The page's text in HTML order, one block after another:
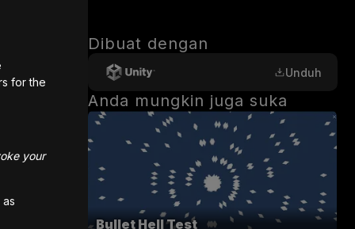
Dibuat dengan
Unduh
Anda mungkin juga suka
Bullet Hell Test
for the
your